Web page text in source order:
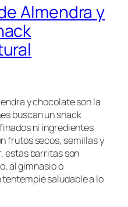
Almendra y
y chocolate son la
buscan un snack
ni ingredientes
frutos secos, semillas y
estas barritas son
al gimnasio o
saludable a lo